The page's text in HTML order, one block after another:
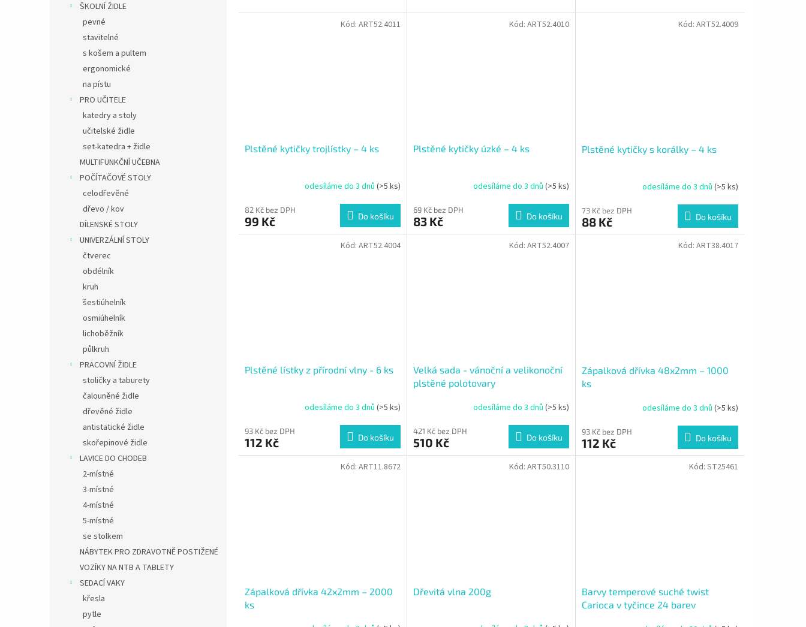
ŠKOLNÍ ŽIDLE
pevné
stavitelné
s košem a pultem
ergonomické
na pístu
PRO UČITELE
katedry a stoly
učitelské židle
set-katedra + židle
MULTIFUNKČNÍ UČEBNA
POČÍTAČOVÉ STOLY
celodřevěné
dřevo / kov
DÍLENSKÉ STOLY
UNIVERZÁLNÍ STOLY
čtverec
obdélník
kruh
šestiúhelník
osmiúhelník
lichoběžník
půlkruh
PRACOVNÍ ŽIDLE
stoličky a taburety
čalouněné židle
dřevěné židle
antistatické židle
skořepinové židle
LAVICE DO CHODEB
2-místné
3-místné
4-místné
5-místné
se stolkem
NÁBYTEK PRO ZDRAVOTNĚ POSTIŽENÉ
VOZÍKY NA NTB A TABLETY
SEDACÍ VAKY
křesla
pytle
Plstěné kytičky trojlístky – 4 ks
odesíláme do 3 dnů (>5 ks)
82 Kč bez DPH
99 Kč Do košíku
Kód: ART52.4011
Plstěné kytičky úzké – 4 ks
odesíláme do 3 dnů (>5 ks)
69 Kč bez DPH
83 Kč Do košíku
Kód: ART52.4010
Plstěné kytičky s korálky – 4 ks
odesíláme do 3 dnů (>5 ks)
73 Kč bez DPH
88 Kč Do košíku
Kód: ART52.4009
Plstěné lístky z přírodní vlny - 6 ks
odesíláme do 3 dnů (>5 ks)
93 Kč bez DPH
112 Kč Do košíku
Kód: ART52.4004
Velká sada - vánoční a velikonoční
plstěné polotovary
odesíláme do 3 dnů (>5 ks)
421 Kč bez DPH
510 Kč Do košíku
Kód: ART52.4007
Zápalková dřívka 48x2mm – 1000
ks
odesíláme do 3 dnů (>5 ks)
93 Kč bez DPH
112 Kč Do košíku
Kód: ART38.4017
Zápalková dřívka 42x2mm – 2000
ks
Kód: ART11.8672
Dřevitá vlna 200g
Kód: ART50.3110
Barvy temperové suché twist
Carioca v tyčince 24 barev
Kód: ST25461